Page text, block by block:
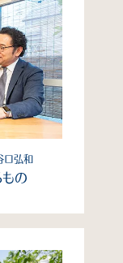
口弘和
もの